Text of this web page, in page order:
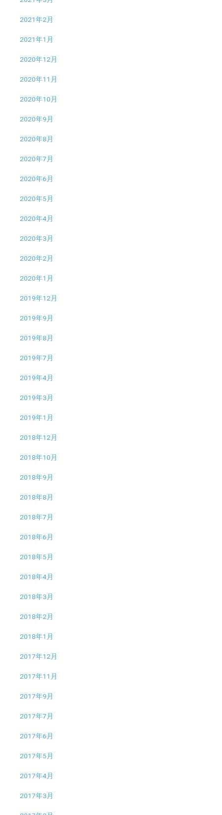
2021年2月
2021年1月
2020年12月
2020年11月
2020年10月
2020年9月
2020年8月
2020年7月
2020年6月
2020年5月
2020年4月
2020年3月
2020年2月
2020年1月
2019年12月
2019年9月
2019年8月
2019年7月
2019年4月
2019年3月
2019年1月
2018年12月
2018年10月
2018年9月
2018年8月
2018年7月
2018年6月
2018年5月
2018年4月
2018年3月
2018年2月
2018年1月
2017年12月
2017年11月
2017年9月
2017年7月
2017年6月
2017年5月
2017年4月
2017年3月